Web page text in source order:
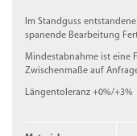
Im Standguss
spanende Bearbeitung
Mindestabnahme ist eine
Zwischenmaße auf
Längentoleranz +0%/+3%